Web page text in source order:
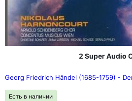
2 Super Audio
Georg Friedrich Händel (1685-1759) -
Есть в наличии